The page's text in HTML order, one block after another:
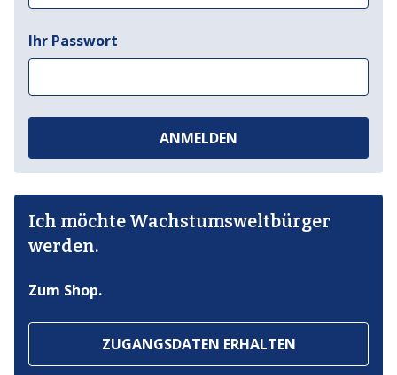
Ihr Passwort
ANMELDEN
Ich möchte Wachstumsweltbürger
werden.
Zum Shop.
ZUGANGSDATEN ERHALTEN